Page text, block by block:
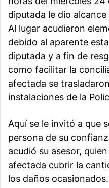
diputada le dio
Al lugar acudieron
debido al aparente
diputada y a fin de
como facilitar la
afectada se
instalaciones de la
Aquí se le invitó a que
persona de su
acudió su asesor,
afectada cubrir la
los daños ocasionados.